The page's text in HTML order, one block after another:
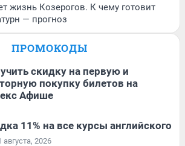
жизнь Козерогов. К чему готовит
— прогноз
ПРОМОКОДЫ
скидку на первую и
покупку билетов на
Афише
11% на все курсы английского
августа, 2026